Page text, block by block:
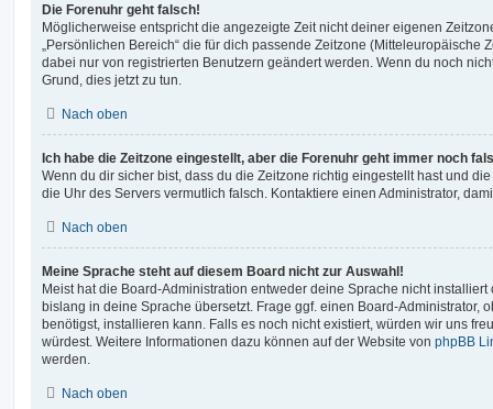
Die Forenuhr geht falsch!
Möglicherweise entspricht die angezeigte Zeit nicht deiner eigenen
„Persönlichen Bereich“ die für dich passende Zeitzone (Mitteleuropäische
dabei nur von registrierten Benutzern geändert werden. Wenn du noch
Grund, dies jetzt zu tun.
Nach oben
Ich habe die Zeitzone eingestellt, aber die Forenuhr geht immer noch
Wenn du dir sicher bist, dass du die Zeitzone richtig eingestellt hast und
die Uhr des Servers vermutlich falsch. Kontaktiere einen Administrator,
Nach oben
Meine Sprache steht auf diesem Board nicht zur Auswahl!
Meist hat die Board-Administration entweder deine Sprache nicht
bislang in deine Sprache übersetzt. Frage ggf. einen Board-Administrator,
benötigst, installieren kann. Falls es noch nicht existiert, würden wir uns
würdest. Weitere Informationen dazu können auf der Website von phpBB
werden.
Nach oben